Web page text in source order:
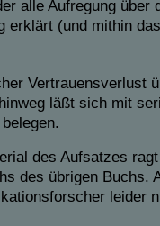
alle Aufregung über
erklärt (und mithin
Vertrauensverlust
läßt sich mit
des Aufsatzes
des übrigen Buchs.
leider